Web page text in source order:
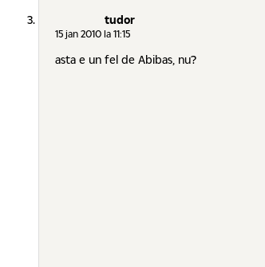
tudor
15 jan 2010 la 11:15
asta e un fel de Abibas, nu?